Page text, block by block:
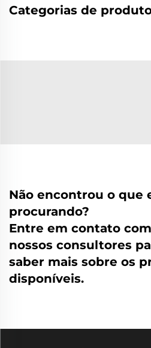
Categorias de
Não encontrou o que
procurando?
Entre em contato com
nossos consultores
saber mais sobre os
disponíveis.